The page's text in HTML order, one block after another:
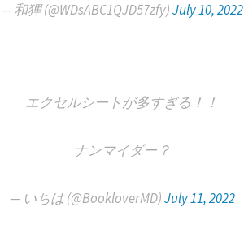
— 和狸 (@WDsABC1QJD57zfy)July 10, 2022
エクセルシートが多すぎる！！
ナンマイダー？
— いちは (@BookloverMD)July 11, 2022